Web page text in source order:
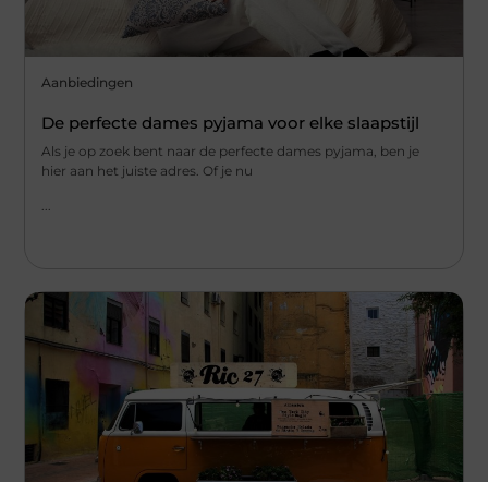
Aanbiedingen
De perfecte dames pyjama voor elke slaapstijl
Als je op zoek bent naar de perfecte dames pyjama, ben je
hier aan het juiste adres. Of je nu
...